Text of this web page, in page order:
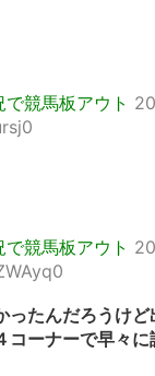
競馬板アウト
競馬板アウト
ったんだろうけ
コーナーで早々